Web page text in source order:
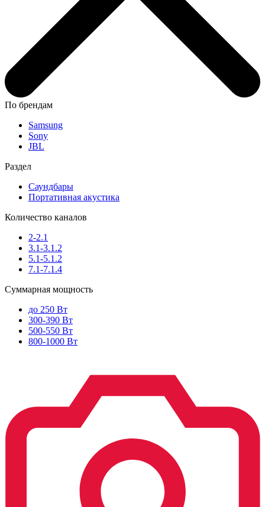
По брендам
Samsung
Sony
JBL
Раздел
Саундбары
Портативная акустика
Количество каналов
2-2.1
3.1-3.1.2
5.1-5.1.2
7.1-7.1.4
Суммарная мощность
до 250 Вт
300-390 Вт
500-550 Вт
800-1000 Вт